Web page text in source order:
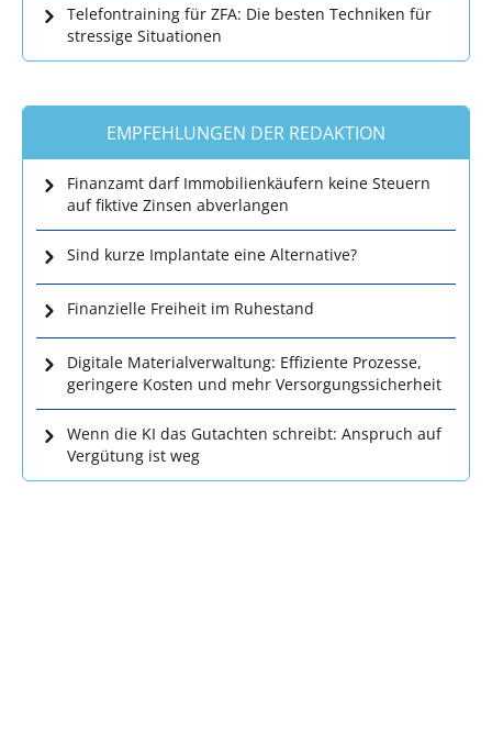
Telefontraining für ZFA: Die besten Techniken für
stressige Situationen
EMPFEHLUNGEN DER REDAKTION
Finanzamt darf Immobilienkäufern keine Steuern
auf fiktive Zinsen abverlangen
Sind kurze Implantate eine Alternative?
Finanzielle Freiheit im Ruhestand
Digitale Materialverwaltung: Effiziente Prozesse,
geringere Kosten und mehr Versorgungssicherheit
Wenn die KI das Gutachten schreibt: Anspruch auf
Vergütung ist weg